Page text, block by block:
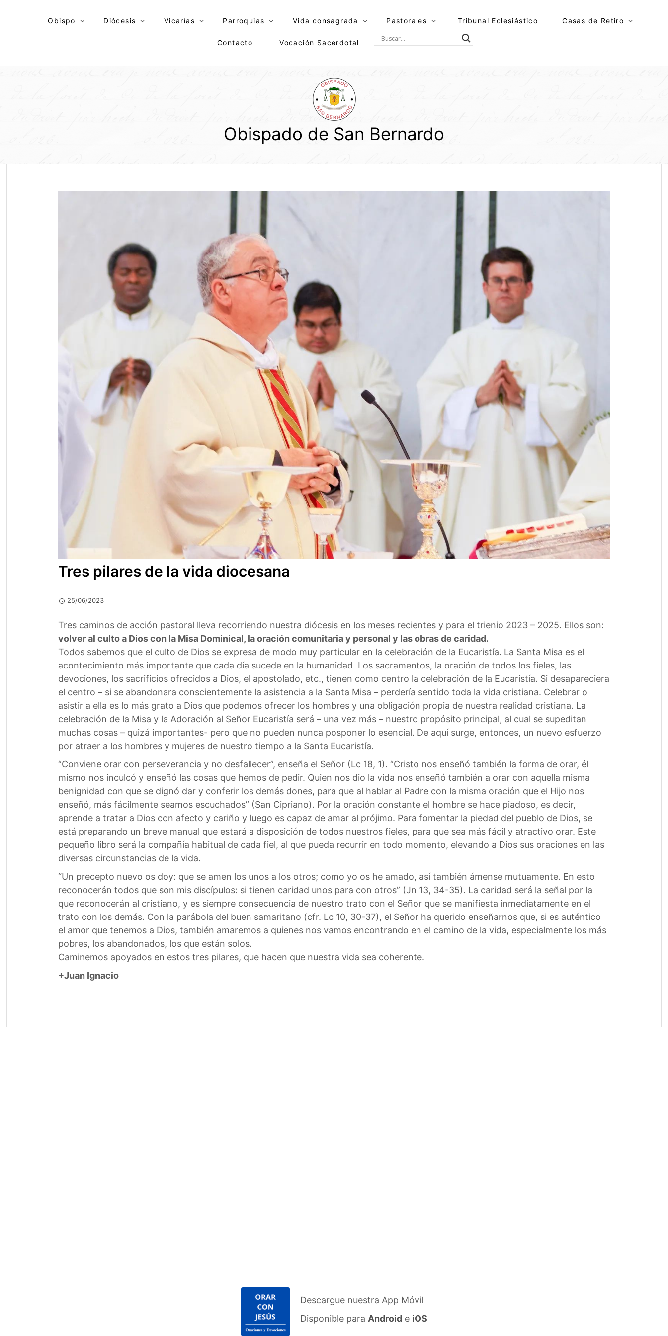
Obispo Diócesis Vicarías Parroquias Vida consagrada Pastorales Tribunal Eclesiástico Casas de Retiro
Contacto Vocación Sacerdotal
Obispado de San Bernardo
Tres pilares de la vida diocesana
25/06/2023
Tres caminos de acción pastoral lleva recorriendo nuestra diócesis en los meses recientes y para el trienio 2023 – 2025. Ellos son:
volver al culto a Dios con la Misa Dominical, la oración comunitaria y personal y las obras de caridad.
Todos sabemos que el culto de Dios se expresa de modo muy particular en la celebración de la Eucaristía. La Santa Misa es el
acontecimiento más importante que cada día sucede en la humanidad. Los sacramentos, la oración de todos los fieles, las
devociones, los sacrificios ofrecidos a Dios, el apostolado, etc., tienen como centro la celebración de la Eucaristía. Si desapareciera
el centro – si se abandonara conscientemente la asistencia a la Santa Misa – perdería sentido toda la vida cristiana. Celebrar o
asistir a ella es lo más grato a Dios que podemos ofrecer los hombres y una obligación propia de nuestra realidad cristiana. La
celebración de la Misa y la Adoración al Señor Eucaristía será – una vez más – nuestro propósito principal, al cual se supeditan
muchas cosas – quizá importantes- pero que no pueden nunca posponer lo esencial. De aquí surge, entonces, un nuevo esfuerzo
por atraer a los hombres y mujeres de nuestro tiempo a la Santa Eucaristía.
“Conviene orar con perseverancia y no desfallecer”, enseña el Señor (Lc 18, 1). “Cristo nos enseñó también la forma de orar, él
mismo nos inculcó y enseñó las cosas que hemos de pedir. Quien nos dio la vida nos enseñó también a orar con aquella misma
benignidad con que se dignó dar y conferir los demás dones, para que al hablar al Padre con la misma oración que el Hijo nos
enseñó, más fácilmente seamos escuchados” (San Cipriano). Por la oración constante el hombre se hace piadoso, es decir,
aprende a tratar a Dios con afecto y cariño y luego es capaz de amar al prójimo. Para fomentar la piedad del pueblo de Dios, se
está preparando un breve manual que estará a disposición de todos nuestros fieles, para que sea más fácil y atractivo orar. Este
pequeño libro será la compañía habitual de cada fiel, al que pueda recurrir en todo momento, elevando a Dios sus oraciones en las
diversas circunstancias de la vida.
“Un precepto nuevo os doy: que se amen los unos a los otros; como yo os he amado, así también ámense mutuamente. En esto
reconocerán todos que son mis discípulos: si tienen caridad unos para con otros” (Jn 13, 34-35). La caridad será la señal por la
que reconocerán al cristiano, y es siempre consecuencia de nuestro trato con el Señor que se manifiesta inmediatamente en el
trato con los demás. Con la parábola del buen samaritano (cfr. Lc 10, 30-37), el Señor ha querido enseñarnos que, si es auténtico
el amor que tenemos a Dios, también amaremos a quienes nos vamos encontrando en el camino de la vida, especialmente los más
pobres, los abandonados, los que están solos.
Caminemos apoyados en estos tres pilares, que hacen que nuestra vida sea coherente.
+Juan Ignacio
Descargue nuestra App Móvil
Disponible para Android e iOS